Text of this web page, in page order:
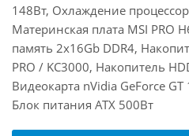
148Вт, Охлаждение
Материнская плата MSI PRO
память 2x16Gb DDR4,
PRO / KC3000, Накопитель
Видеокарта nVidia GeForce
Блок питания ATX 500Вт